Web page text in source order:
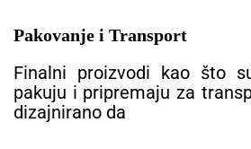
Pakovanje i Transport
Finalni proizvodi kao što
pakuju i pripremaju za
dizajnirano da